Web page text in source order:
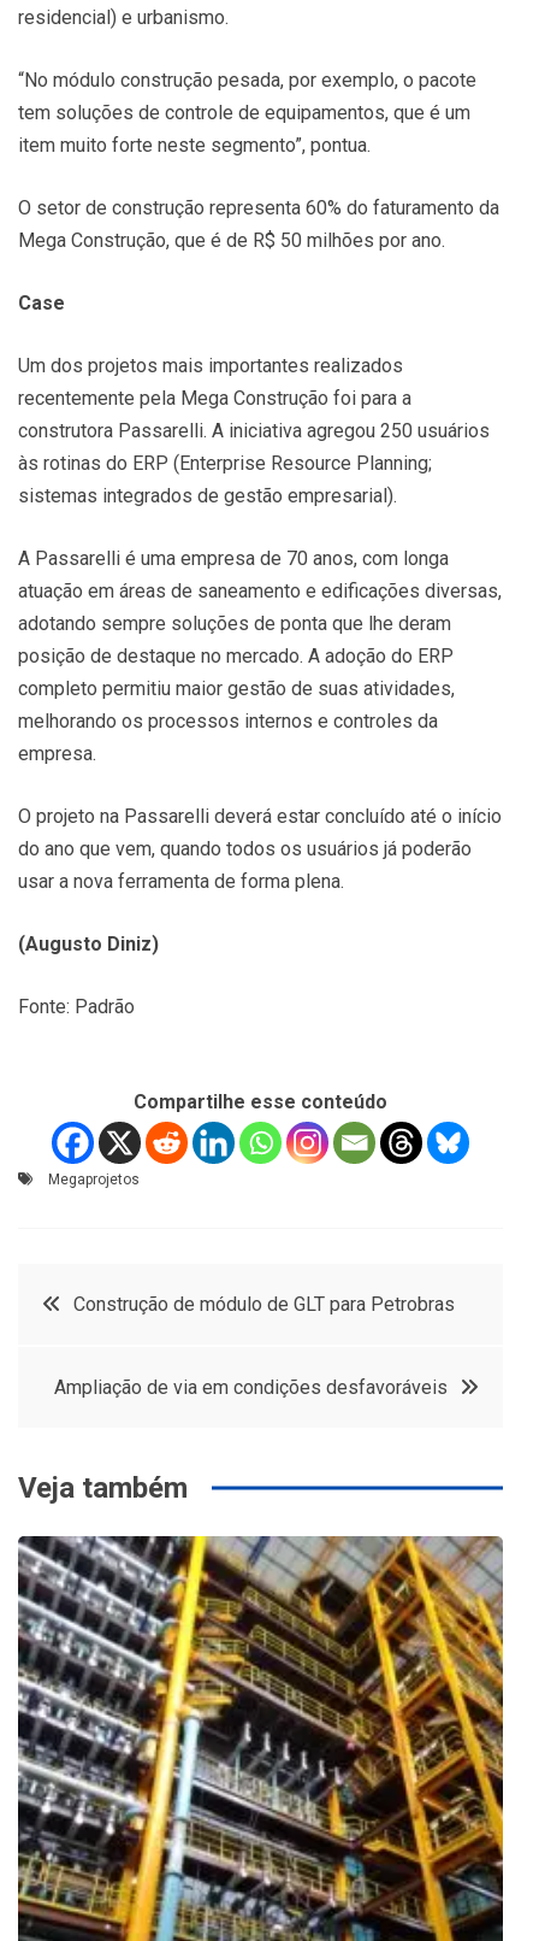
residencial) e urbanismo.
“No módulo construção pesada, por exemplo, o pacote
tem soluções de controle de equipamentos, que é um
item muito forte neste segmento”, pontua.
O setor de construção representa 60% do faturamento da
Mega Construção, que é de R$ 50 milhões por ano.
Case
Um dos projetos mais importantes realizados
recentemente pela Mega Construção foi para a
construtora Passarelli. A iniciativa agregou 250 usuários
às rotinas do ERP (Enterprise Resource Planning;
sistemas integrados de gestão empresarial).
A Passarelli é uma empresa de 70 anos, com longa
atuação em áreas de saneamento e edificações diversas,
adotando sempre soluções de ponta que lhe deram
posição de destaque no mercado. A adoção do ERP
completo permitiu maior gestão de suas atividades,
melhorando os processos internos e controles da
empresa.
O projeto na Passarelli deverá estar concluído até o início
do ano que vem, quando todos os usuários já poderão
usar a nova ferramenta de forma plena.
(Augusto Diniz)
Fonte: Padrão
Compartilhe esse conteúdo
Megaprojetos
Navegação
Construção de módulo de GLT para Petrobras
Ampliação de via em condições desfavoráveis
Veja também